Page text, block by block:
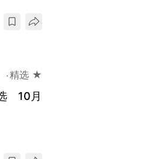
精选 ★
10月